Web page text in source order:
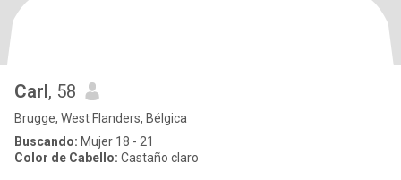
Carl, 58
Brugge, West Flanders, Bélgica
Buscando: Mujer 18 - 21
Color de Cabello: Castaño claro